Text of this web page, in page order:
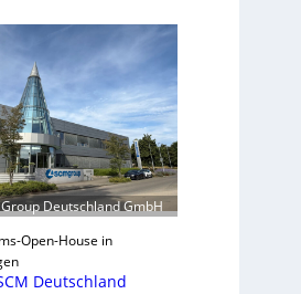
f
s
j
a
h
r
r
r
e
t
e
r
f
ü
r
D
c
Deutschland GmbH
Open-House in
Deutschland